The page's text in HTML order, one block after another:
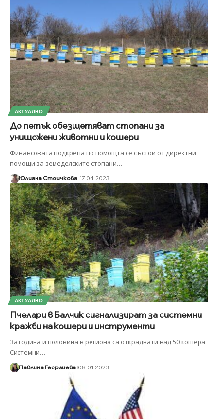
АКТУАЛНО
До петък обезщетяват стопани за
унищожени животни и кошери
Финансовата подкрепа по помощта се състои от директни
помощи за земеделските стопани…
Юлиана Стоичкова 17.04.2023
АКТУАЛНО
Пчелари в Балчик сигнализират за системни
кражби на кошери и инструменти
За година и половина в региона са откраднати над 50 кошера
Системни…
Павлина Георгиева 08.01.2023